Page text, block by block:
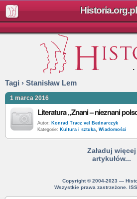
Historia.org.pl
Tagi › Stanisław Lem
1 marca 2016
Literatura „Znani – nieznani
Autor: Konrad Tracz vel Bednarczyk
Kategorie: Kultura i sztuka, Wiadomości
Załaduj więcej
artykułów...
Copyright © 2004-2023 —
Wszystkie prawa zastrzeżone.